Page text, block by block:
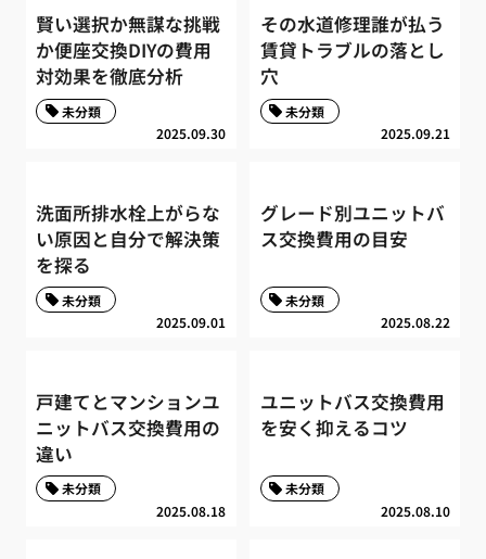
賢い選択か無謀な挑戦
か便座交換DIYの費用
対効果を徹底分析
2025.09.30
未分類
その水道修理誰が払う
賃貸トラブルの落とし
穴
2025.09.21
未分類
洗面所排水栓上がらな
い原因と自分で解決策
を探る
2025.09.01
未分類
グレード別ユニットバ
ス交換費用の目安
2025.08.22
未分類
戸建てとマンションユ
ニットバス交換費用の
違い
2025.08.18
未分類
ユニットバス交換費用
を安く抑えるコツ
2025.08.10
未分類